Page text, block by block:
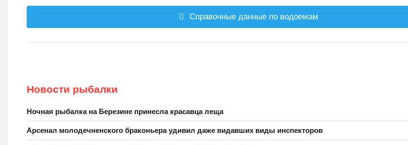
Справочные данные по водоемам
Новости рыбалки
Ночная рыбалка на Березине принесла красавца леща
Арсенал молодечненского браконьера удивил даже видавших виды инспекторов